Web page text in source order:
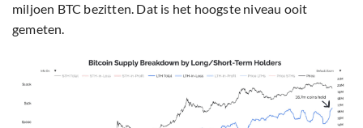
miljoen BTC bezitten. Dat is het hoogste niveau ooit
gemeten.